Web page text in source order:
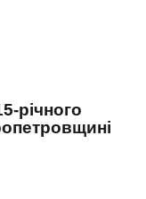
річного